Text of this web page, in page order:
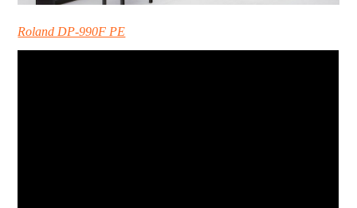
Roland DP-990F PE